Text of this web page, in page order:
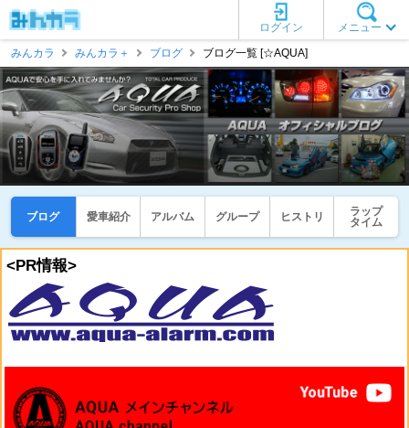
メニュー
ログイン
みんカラ
みんカラ＋ ブログ ブログ一覧 [☆AQUA]
ブログ 愛車紹介 アルバム グループ ヒストリ
ラップ
タイム
<PR情報>